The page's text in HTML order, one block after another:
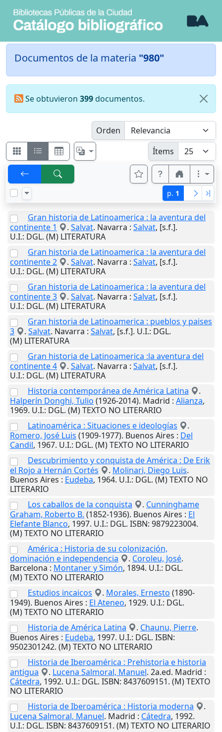
Documentos de la materia "980"
Se obtuvieron 399documentos.
Orden
Ítems
p. 1
Gran historia de Latinoamerica : la aventura del
continente 1
. Salvat. Navarra : Salvat, [s.f.].
U.I.: DGL. (M) LITERATURA
Gran historia de Latinoamerica : la aventura del
continente 2
. Salvat. Navarra : Salvat, [s.f.].
U.I.: DGL. (M) LITERATURA
Gran historia de Latinoamerica : la aventura del
continente 3
. Salvat. Navarra : Salvat, [s.f.].
U.I.: DGL. (M) LITERATURA
Gran historia de Latinoamerica : pueblos y paises
3
. Salvat. Navarra : Salvat, [s.f.]. U.I.: DGL.
(M) LITERATURA
Gran historia de Latinoamerica :la aventura del
continente 4
. Salvat. Navarra : Salvat, [s.f.].
U.I.: DGL. (M) LITERATURA
Historia contemporánea de América Latina
.
Halperín Donghi, Tulio (1926-2014). Madrid : Alianza,
1969. U.I.: DGL. (M) TEXTO NO LITERARIO
Latinoamérica : Situaciones e ideologías
.
Romero, José Luis (1909-1977). Buenos Aires : Del
Candil, 1967. U.I.: DGL. (M) TEXTO NO LITERARIO
Descubrimiento y conquista de América : De Erik
el Rojo a Hernán Cortés
. Molinari, Diego Luis.
Buenos Aires : Eudeba, 1964. U.I.: DGL. (M) TEXTO NO
LITERARIO
Los caballos de la conquista
. Cunninghame
Graham, Roberto B. (1852-1936). Buenos Aires : El
Elefante Blanco, 1997. U.I.: DGL. ISBN: 9879223004.
(M) TEXTO NO LITERARIO
América : Historia de su colonización,
dominación e independencia
. Coroleu, José.
Barcelona : Montaner y Simón, 1894. U.I.: DGL.
(M) TEXTO NO LITERARIO
Estudios incaicos
. Morales, Ernesto (1890-
1949). Buenos Aires : El Ateneo, 1929. U.I.: DGL.
(M) TEXTO NO LITERARIO
Historia de América Latina
. Chaunu, Pierre.
Buenos Aires : Eudeba, 1997. U.I.: DGL. ISBN:
9502301242. (M) TEXTO NO LITERARIO
Historia de Iberoamérica : Prehistoria e historia
antigua
. Lucena Salmoral, Manuel. 2a.ed. Madrid :
Cátedra, 1992. U.I.: DGL. ISBN: 8437609151. (M) TEXTO
NO LITERARIO
Historia de Iberoamérica : Historia moderna
.
Lucena Salmoral, Manuel. Madrid : Cátedra, 1992.
U.I.: DGL. ISBN: 8437609151. (M) TEXTO NO LITERARIO